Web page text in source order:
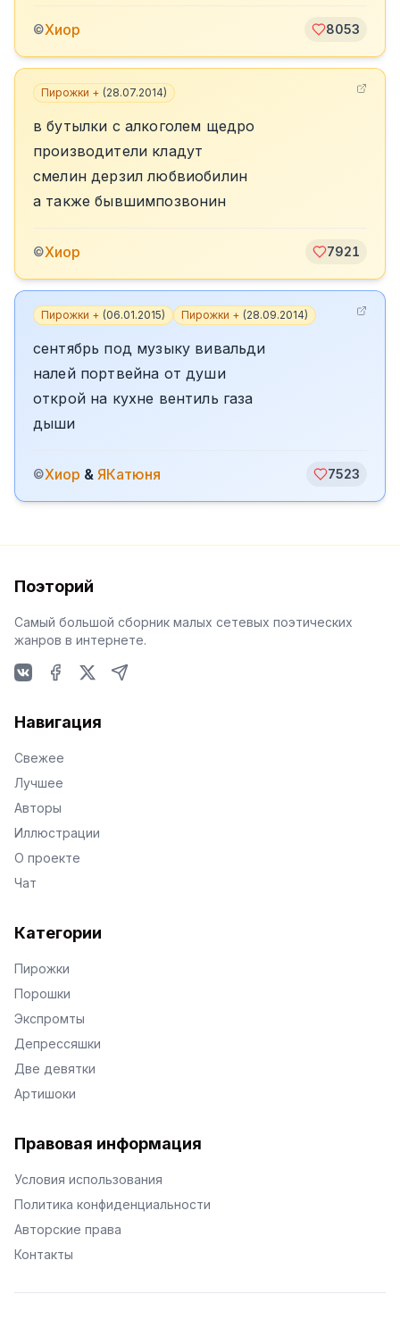
©Хиор 8053
Пирожки + (28.07.2014)
в бутылки с алкоголем щедро
производители кладут
смелин дерзил любвиобилин
а также бывшимпозвонин
©Хиор 7921
Пирожки + (06.01.2015) Пирожки + (28.09.2014)
сентябрь под музыку вивальди
налей портвейна от души
открой на кухне вентиль газа
дыши
©Хиор & ЯКатюня 7523
Поэторий
Самый большой сборник малых сетевых поэтических
жанров в интернете.
Навигация
Свежее
Лучшее
Авторы
Иллюстрации
О проекте
Чат
Категории
Пирожки
Порошки
Экспромты
Депрессяшки
Две девятки
Артишоки
Правовая информация
Условия использования
Политика конфиденциальности
Авторские права
Контакты